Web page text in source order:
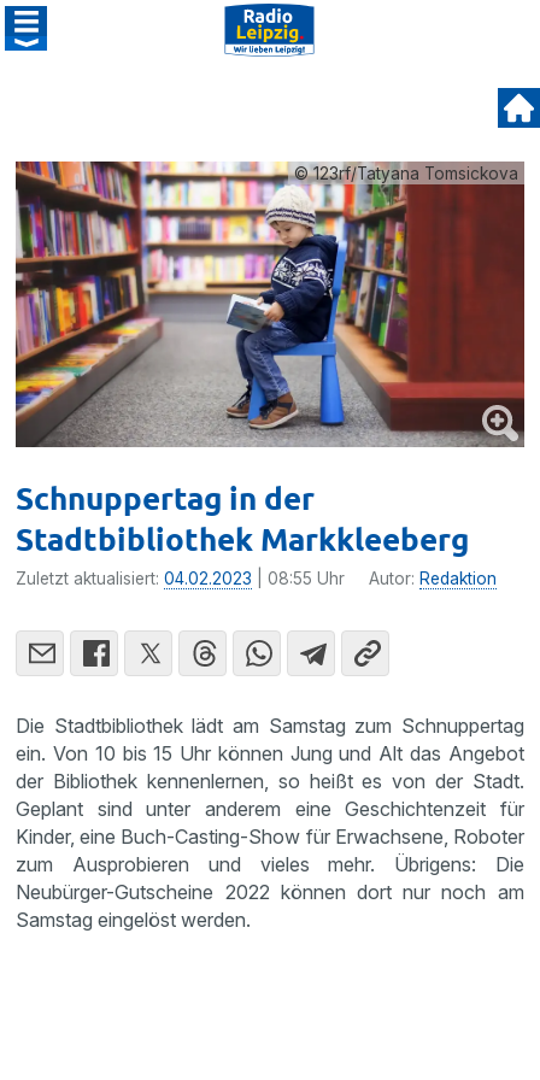
© 123rf/Tatyana Tomsickova
Schnuppertag in der
Stadtbibliothek Markkleeberg
Zuletzt aktualisiert:04.02.2023 | 08:55 Uhr Autor: Redaktion
Die Stadtbibliothek lädt am Samstag zum Schnuppertag
ein. Von 10 bis 15 Uhr können Jung und Alt das Angebot
der Bibliothek kennenlernen, so heißt es von der Stadt.
Geplant sind unter anderem eine Geschichtenzeit für
Kinder, eine Buch-Casting-Show für Erwachsene, Roboter
zum Ausprobieren und vieles mehr. Übrigens: Die
Neubürger-Gutscheine 2022 können dort nur noch am
Samstag eingelöst werden.